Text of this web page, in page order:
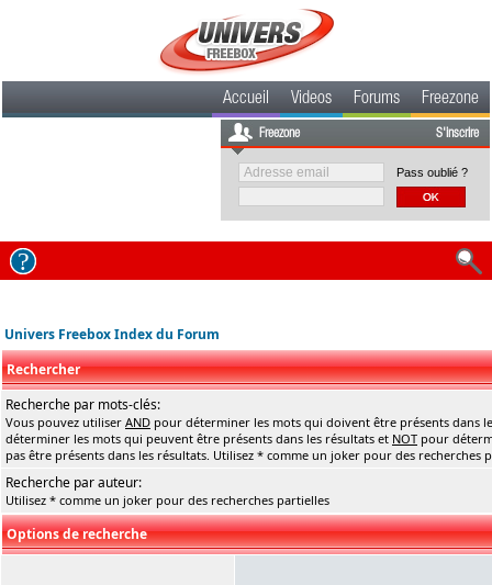
Accueil Videos Forums Freezone
Freezone S'inscrire
Pass oublié ?
Univers Freebox Index du Forum
Rechercher
Recherche par mots-clés:
Vous pouvez utiliser AND pour déterminer les mots qui doivent être présents dans
déterminer les mots qui peuvent être présents dans les résultats et NOT pour
pas être présents dans les résultats. Utilisez * comme un joker pour des recherches
Recherche par auteur:
Utilisez * comme un joker pour des recherches partielles
Options de recherche